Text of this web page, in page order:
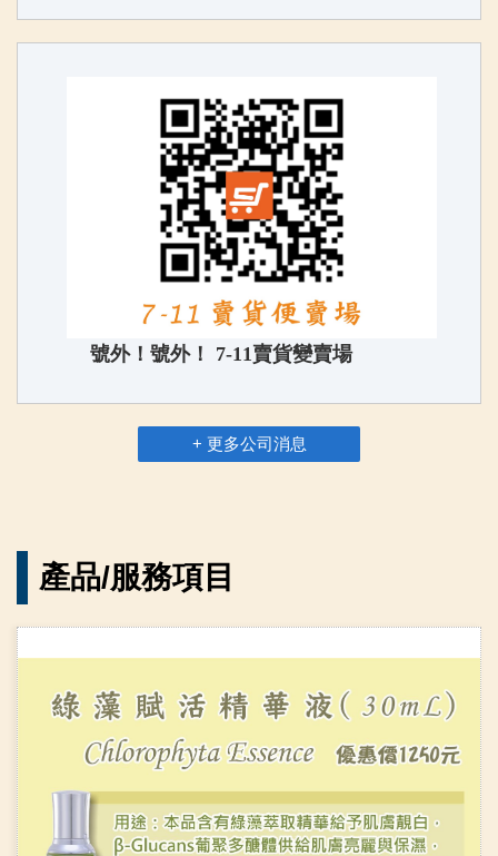
號外！號外！ 7-11賣貨變賣場
+ 更多公司消息
產品/服務項目